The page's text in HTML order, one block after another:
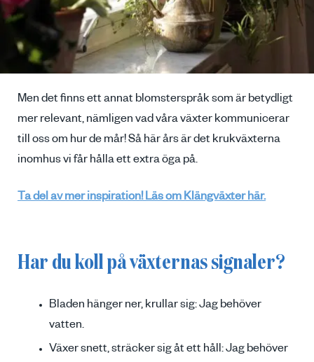
Men det finns ett annat blomsterspråk som är betydligt
mer relevant, nämligen vad våra växter kommunicerar
till oss om hur de mår! Så här års är det krukväxterna
inomhus vi får hålla ett extra öga på.
Ta del av mer inspiration! Läs om Klängväxter här.
Har du koll på växternas signaler?
Bladen hänger ner, krullar sig: Jag behöver
vatten.
Växer snett, sträcker sig åt ett håll: Jag behöver